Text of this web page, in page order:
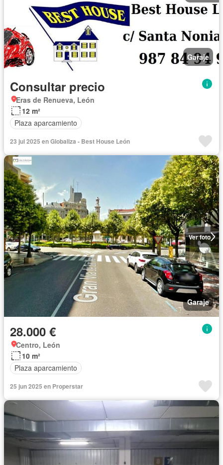
Garaje
Consultar precio
Eras de Renueva, León
12 m²
Plaza aparcamiento
23 jul 2025 en Globaliza - Best House León
Ver foto
Garaje
28.000 €
Centro, León
10 m²
Plaza aparcamiento
25 jun 2025 en Properstar